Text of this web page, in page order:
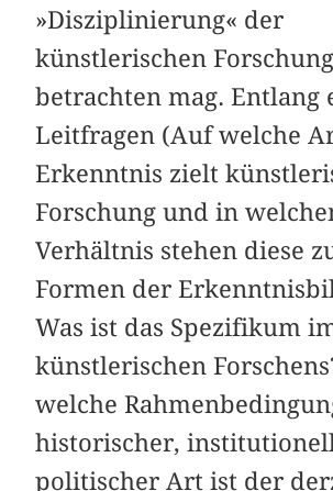
»Disziplinierung« der
künstlerischen
betrachten mag. Entlang
Leitfragen (Auf welche
Erkenntnis zielt
Forschung und in
Verhältnis stehen diese
Formen der
Was ist das Spezifikum
künstlerischen
welche
historischer,
politischer Art ist der